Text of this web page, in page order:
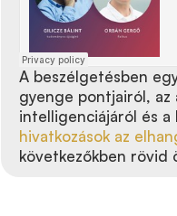
A beszélgetésben
gyenge pontjairól, az
intelligenciájáról és
hivatkozások az
következőkben rövid